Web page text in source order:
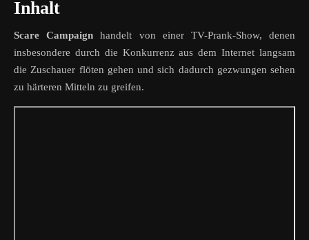
Inhalt
Scare Campaign handelt von einer TV-Prank-Show, denen
insbesondere durch die Konkurrenz aus dem Internet langsam
die Zuschauer flöten gehen und sich dadurch gezwungen sehen
zu härteren Mitteln zu greifen.